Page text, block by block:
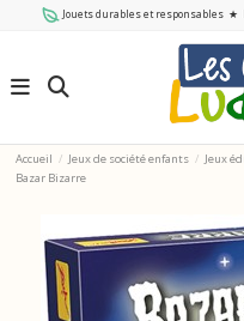
Jouets durables et responsables ★
Accueil Jeux de société enfants Jeux
Bazar Bizarre